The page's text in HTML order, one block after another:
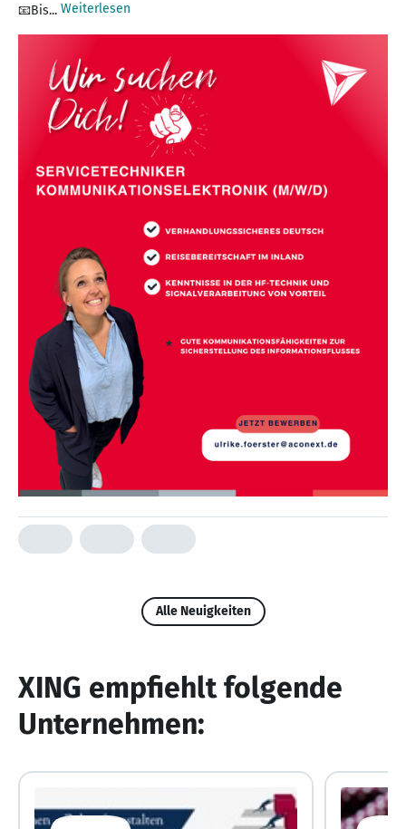
📧Bis... Weiterlesen
Alle Neuigkeiten
XING empfiehlt folgende
Unternehmen: